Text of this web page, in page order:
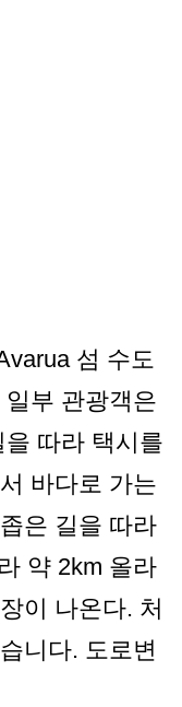
섬 수도
부 관광객은
따라 택시를
바다로 가는
은 길을 따라
약 2km 올라
이 나온다. 처
니다. 도로변